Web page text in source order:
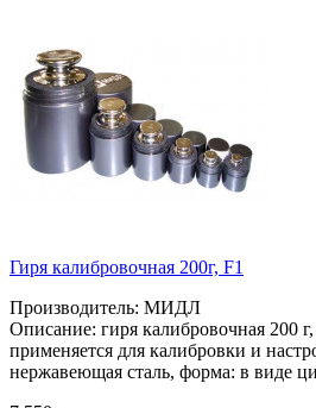
Гиря калибровочная 200г, F1
Производитель: МИДЛ
Описание: гиря калибровочная 200
применяется для калибровки и
нержавеющая сталь, форма: в виде